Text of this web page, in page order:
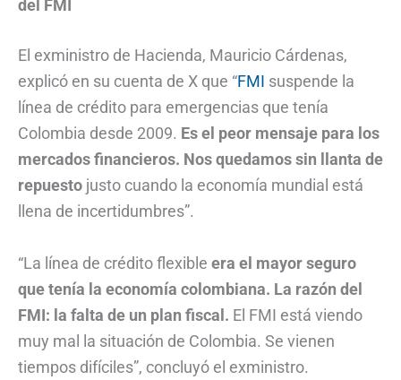
del FMI
El exministro de Hacienda, Mauricio Cárdenas,
explicó en su cuenta de X que “FMI suspende la
línea de crédito para emergencias que tenía
Colombia desde 2009. Es el peor mensaje para los
mercados financieros. Nos quedamos sin llanta de
repuesto justo cuando la economía mundial está
llena de incertidumbres”.
“La línea de crédito flexible era el mayor seguro
que tenía la economía colombiana. La razón del
FMI: la falta de un plan fiscal. El FMI está viendo
muy mal la situación de Colombia. Se vienen
tiempos difíciles”, concluyó el exministro.